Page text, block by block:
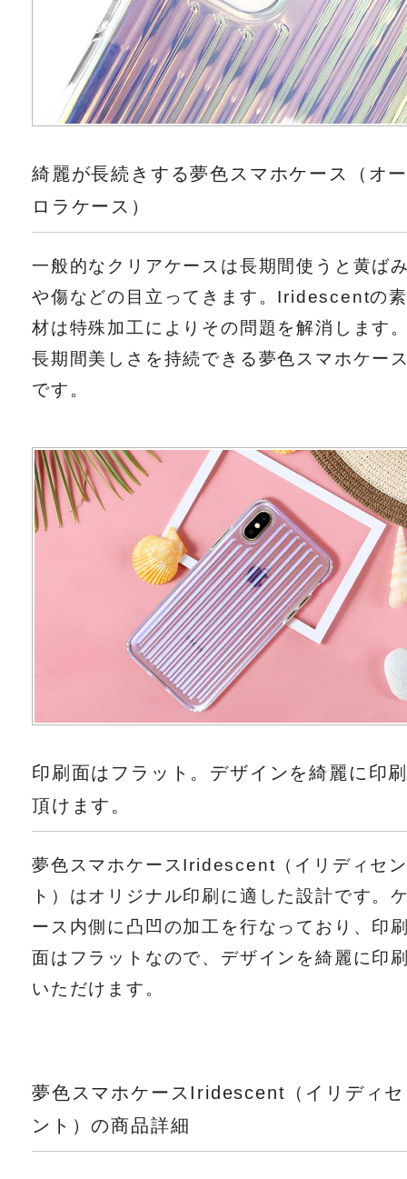
綺麗が長続きする夢色スマホケース（オ
ロラケース）
一般的なクリアケースは長期間使うと黄ば
や傷などの目立ってきます。Iridescentの素
材は特殊加工によりその問題を解消します
長期間美しさを持続できる夢色スマホケー
です。
印刷面はフラット。デザインを綺麗に印
頂けます。
夢色スマホケースIridescent（イリディセン
ト）はオリジナル印刷に適した設計です。
ース内側に凸凹の加工を行なっており、印
面はフラットなので、デザインを綺麗に印
いただけます。
夢色スマホケースIridescent（イリディセ
ント）の商品詳細